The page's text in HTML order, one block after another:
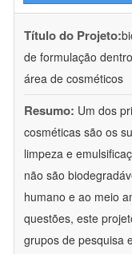
Título do Projeto:
de formulação
área de cosméticos
Resumo: Um dos
cosméticas são os
limpeza e
não são
humano e ao meio
questões, este
grupos de pesquisa